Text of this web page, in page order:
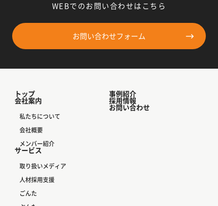
WEBでのお問い合わせはこちら
お問い合わせフォーム
トップ
会社案内
私たちについて
会社概要
メンバー紹介
サービス
取り扱いメディア
人材採用支援
ごんた
事例紹介
採用情報
お問い合わせ